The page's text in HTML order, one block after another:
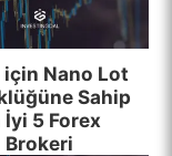
Nano Lot
Sahip
İyi 5 Forex
Brokeri